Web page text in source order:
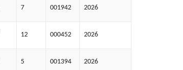
7 001942 2026
12 000452 2026
5 001394 2026